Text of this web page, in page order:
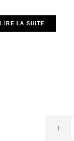
LIRE LA SUITE
1